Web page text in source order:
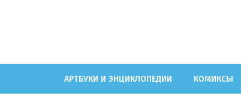
АРТБУКИ И ЭНЦИКЛОПЕДИИ КОМИКСЫ